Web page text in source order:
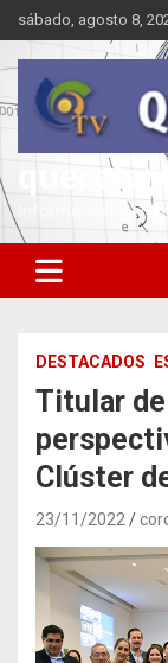
Saltar
al
contenido
sábado, agosto 8,
Información y
DESTACADOS
Titular de
Clúster
23/11/2022